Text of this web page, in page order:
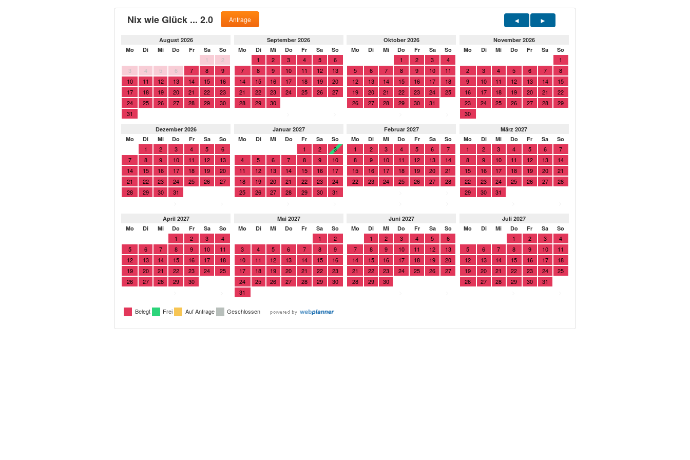
Nix wie Glück ... 2.0 Anfrage
August 2026
Mo
Di Mi Do Fr Sa So
1
2
3
4 5 6 7 8
9
10
11 12 13 14 15
16
17
18 19 20 21 22
23
24
25 26 27 28 29
30
31
September 2026
Mo
Di Mi Do Fr Sa So
1 2 3 4 5
6
7
8 9 10 11 12
13
14
15 16 17 18 19
20
21
22 23 24 25 26
27
28
29
30
Oktober 2026
Mo
Di Mi Do Fr Sa So
1 2 3
4
5
6 7 8 9 10
11
12
13 14 15 16 17
18
19
20 21 22 23 24
25
26
27 28 29 30
31
November 2026
Mo
Di Mi Do Fr Sa So
1
2
3 4 5 6 7
8
9
10 11 12 13 14
15
16
17 18 19 20 21
22
23
24 25 26 27 28
29
30
Dezember 2026
Mo
Di Mi Do Fr Sa So
1 2 3 4 5
6
7
8 9 10 11 12
13
14
15 16 17 18 19
20
21
22 23 24 25 26
27
28
29 30
31
Januar 2027
Mo
Di Mi Do Fr Sa So
1 2
3
4
5 6 7 8 9
10
11
12 13 14 15 16
17
18
19 20 21 22 23
24
25
26 27 28 29 30
31
Februar 2027
Mo
Di Mi Do Fr Sa So
1 2 3 4 5 6
7
8
9 10 11 12 13
14
15
16 17 18 19 20
21
22
23 24 25 26 27
28
März 2027
Mo
Di Mi Do Fr Sa So
1 2 3 4 5 6
7
8
9 10 11 12 13
14
15
16 17 18 19 20
21
22
23 24 25 26 27
28
29
30
31
April 2027
Mo
Di Mi Do Fr Sa So
1 2 3
4
5
6 7 8 9 10
11
12
13 14 15 16 17
18
19
20 21 22 23 24
25
26
27 28 29
30
Mai 2027
Mo
Di Mi Do Fr Sa So
1
2
3
4 5 6 7 8
9
10
11 12 13 14 15
16
17
18 19 20 21 22
23
24
25 26 27 28 29
30
31
Juni 2027
Mo
Di Mi Do Fr Sa So
1 2 3 4 5
6
7
8 9 10 11 12
13
14
15 16 17 18 19
20
21
22 23 24 25 26
27
28
29
30
Juli 2027
Mo
Di Mi Do Fr Sa So
1 2 3
4
5
6 7 8 9 10
11
12
13 14 15 16 17
18
19
20 21 22 23 24
25
26
27 28 29 30
31
Belegt Frei Auf Anfrage Geschlossen